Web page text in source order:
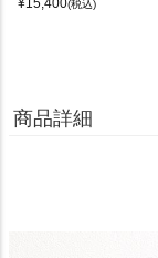
¥15,400(税込)
商品詳細